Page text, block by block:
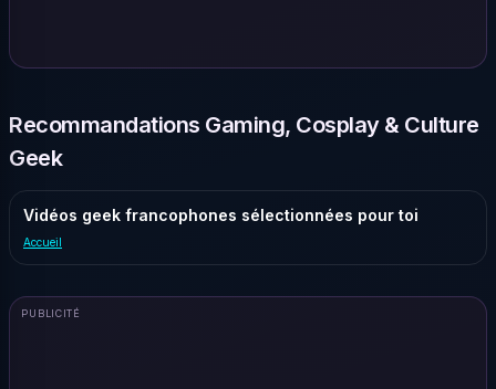
Recommandations Gaming, Cosplay & Culture
Geek
Vidéos geek francophones sélectionnées pour toi
Accueil
PUBLICITÉ